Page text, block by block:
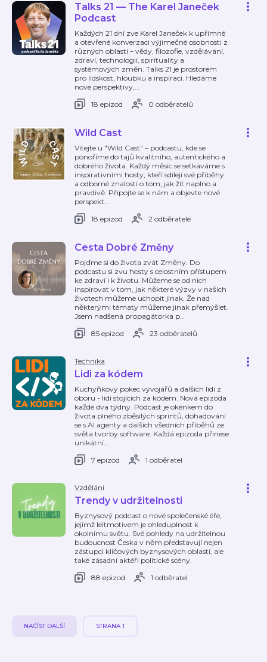
Talks 21 — The Karel Janeček
Podcast
Každých 21 dní zve Karel Janeček k upřímné
a otevřené konverzaci výjimečné osobnosti z
různých oblastí – vědy, filozofie, vzdělávání,
zdraví, technologií, spirituality a
systémových změn. Talks 21 je prostorem
pro lidskost, hloubku a inspiraci. Hledáme
nové perspektivy,…
18 epizod
0 odběratelů
Wild Cast
Vítejte u "Wild Cast" – podcastu, kde se
ponoříme do tajů kvalitního, autentického a
dobrého života. Každý měsíc se setkáváme s
inspirativními hosty, kteří sdílejí své příběhy
a odborné znalosti o tom, jak žít naplno a
pravdivě. Připojte se k nám a objevte nové
perspekt…
18 epizod
2 odběratelé
Cesta Dobré Změny
Pojďme si do života zvát Změny. Do
podcastu si zvu hosty s celostním přístupem
ke zdraví i k životu. Můžeme se od nich
inspirovat v tom, jak některé výzvy v našich
životech můžeme uchopit jinak. Že nad
některými tématy můžeme jinak přemýšlet.
Jsem nadšená propagátorka p…
85 epizod
23 odběratelů
Technika
Lidi za kódem
Kuchyňkový pokec vývojářů a dalších lidí z
oboru - lidí stojících za kódem. Nová epizoda
každé dva týdny. Podcast je okénkem do
života plného zběsilých sprintů, dohadování
se s AI agenty a dalších všedních příběhů ze
světa tvorby software. Každá epizoda přinese
unikátní…
7 epizod
1 odběratel
Vzdělání
Trendy v udržitelnosti
Byznysový podcast o nové společenské éře,
jejímž leitmotivem je ohleduplnost k
okolnímu světu. Své pohledy na udržitelnou
budoucnost Česka v něm představují nejen
zástupci klíčových byznysových oblastí, ale
také zásadní aktéři politické scény.
88 epizod
1 odběratel
NAČÍST DALŠÍ STRANA 1